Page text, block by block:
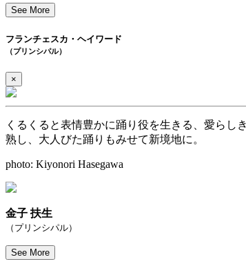
See More
フランチェスカ・ヘイワード
（プリンシパル）
×
くるくると表情豊かに踊り役を生きる、愛らし
熟し、大人びた踊りもみせて新境地に。
photo: Kiyonori Hasegawa
金子 扶生
（プリンシパル）
See More